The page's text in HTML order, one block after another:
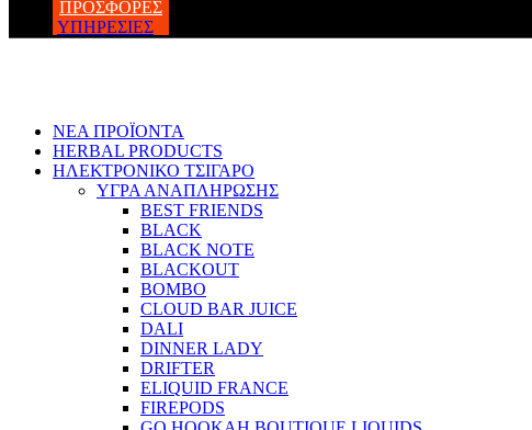
ΠΡΟΣΦΟΡΕΣ
ΥΠΗΡΕΣΙΕΣ
ΝΕΑ ΠΡΟΪΟΝΤΑ
HERBAL PRODUCTS
ΗΛΕΚΤΡΟΝΙΚΟ ΤΣΙΓΑΡΟ
ΥΓΡΑ ΑΝΑΠΛΗΡΩΣΗΣ
BEST FRIENDS
BLACK
BLACK NOTE
BLACKOUT
BOMBO
CLOUD BAR JUICE
DALI
DINNER LADY
DRIFTER
ELIQUID FRANCE
FIREPODS